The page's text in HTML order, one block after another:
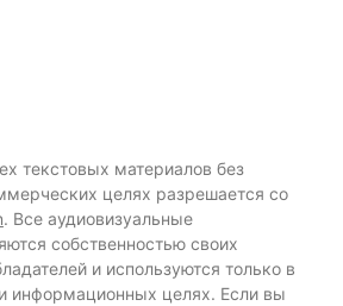
текстовых материалов без
целях разрешается со
. Все аудиовизуальные
собственностью своих
и используются только в
информационных целях. Если вы